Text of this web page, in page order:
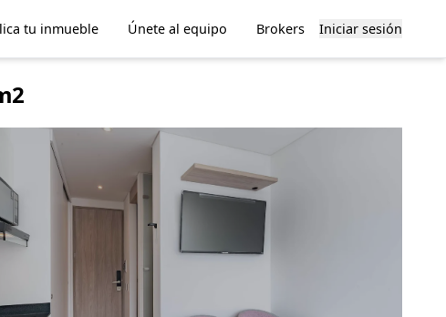
tu inmueble Únete al equipo Brokers Iniciar sesión